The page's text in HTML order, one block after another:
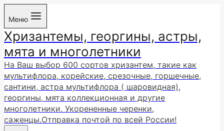
Перейти
содержимому
Меню
Хризантемы, георгины, астры,
мята и многолетники
На Ваш выбор 600 сортов хризантем, такие как
мультифлора, корейские, срезочные, горшечные,
сантини, астра мультифлора ( шаровидная),
георгины, мята коллекционная и другие
многолетники. Укорененные черенки,
саженцы.Отправка почтой по всей России!